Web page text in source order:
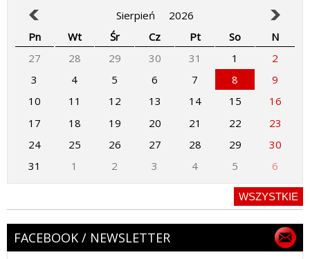
Sierpień
2026
Pn
Wt Śr Cz Pt So
N
27
28 29 30 31 1
2
3
4 5 6 7 8
9
10
11 12 13 14 15
16
17
18 19 20 21 22
23
24
25 26 27 28 29
30
31
1 2 3 4 5 6
WSZYSTKIE
FACEBOOK / NEWSLETTER